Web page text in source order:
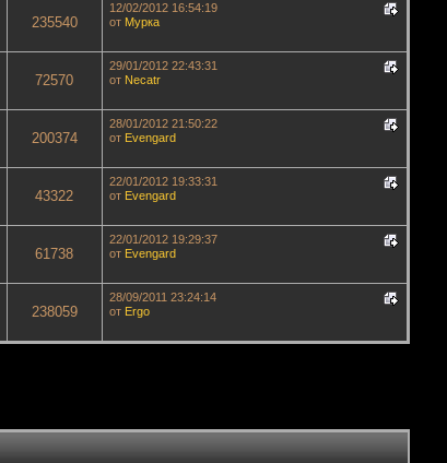
235540
12/02/2012 16:54:19
от Мурка
72570
29/01/2012 22:43:31
от Necatr
200374
28/01/2012 21:50:22
от Evengard
43322
22/01/2012 19:33:31
от Evengard
61738
22/01/2012 19:29:37
от Evengard
238059
28/09/2011 23:24:14
от Ergo